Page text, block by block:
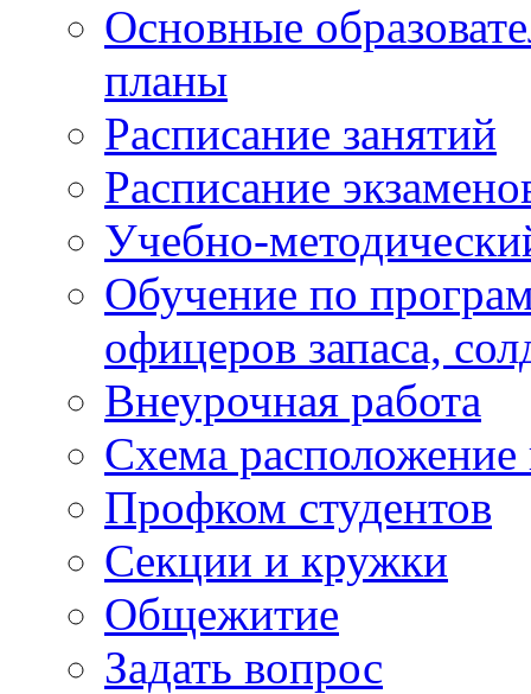
Основные
планы
Расписание занятий
Расписание
Учебно-
Обучение по
офицеров запаса,
Внеурочная работа
Схема расположение
Профком студентов
Секции и кружки
Общежитие
Задать вопрос